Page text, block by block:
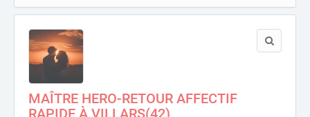
MAÎTRE HERO-RETOUR AFFECTIF
RAPIDE À VILLARS(42)